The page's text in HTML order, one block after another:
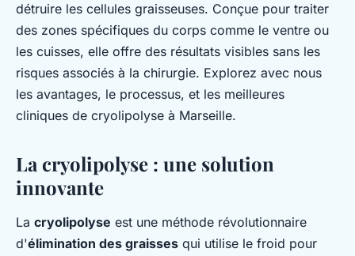
détruire les cellules graisseuses. Conçue pour traiter
des zones spécifiques du corps comme le ventre ou
les cuisses, elle offre des résultats visibles sans les
risques associés à la chirurgie. Explorez avec nous
les avantages, le processus, et les meilleures
cliniques de cryolipolyse à Marseille.
La cryolipolyse : une solution
innovante
La cryolipolyse est une méthode révolutionnaire
d'élimination des graisses qui utilise le froid pour